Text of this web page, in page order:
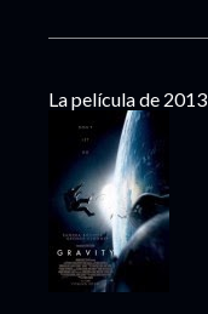
La película de 2013